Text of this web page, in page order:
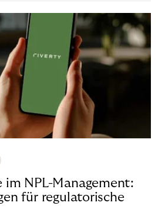
im NPL-Management:
für regulatorische